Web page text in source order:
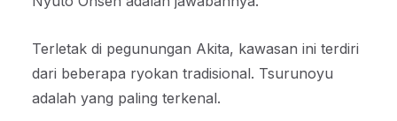
Terletak di pegunungan Akita, kawasan ini terdiri
dari beberapa ryokan tradisional. Tsurunoyu
adalah yang paling terkenal.